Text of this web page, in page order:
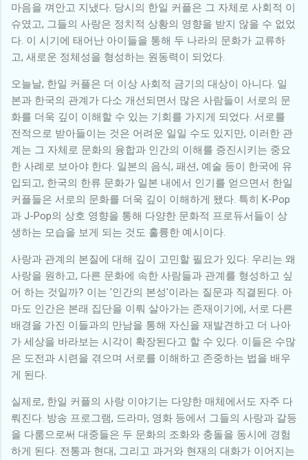
마음을 껴안고 지냈다. 당시의 한일 커플은 그 자체로 사회적 이
슈였고, 그들의 사랑은 정치적 상황의 영향을 받지 않을 수 없었
다. 이 시기에 태어난 아이들을 통해 두 나라의 문화가 교류하
고, 새로운 정체성을 형성하는 원동력이 되었다.
오늘날, 한일 커플은 더 이상 사회적 금기의 대상이 아니다. 일
본과 한국의 관계가 다소 개선되면서 많은 사람들이 서로의 문
화를 더욱 깊이 이해할 수 있는 기회를 가지게 되었다. 서로를
전적으로 받아들이는 것은 어려운 일일 수도 있지만, 이러한 관
계는 그 자체로 문화의 융합과 인간의 이해를 증진시키는 중요
한 사례로 보아야 한다. 일본의 음식, 패션, 예술 등이 한국에 유
입되고, 한국의 한류 문화가 일본 내에서 인기를 얻으면서 한일
커플들은 서로의 문화를 더욱 깊이 이해하게 됐다. 특히 K-Pop
과 J-Pop의 상호 영향을 통해 다양한 문화적 프로듀서들이 상
생하는 모습을 보게 되는 것도 훌륭한 예시이다.
사랑과 관계의 본질에 대해 깊이 고민할 필요가 있다. 우리는 왜
사랑을 원하고, 다른 문화에 속한 사람들과 관계를 형성하고 싶
어 하는 것일까? 이는 '인간의 본성'이라는 질문과 직결된다. 아
마도 인간은 본래 집단을 이뤄 살아가는 존재이기에, 서로 다른
배경을 가진 이들과의 만남을 통해 자신을 재발견하고 더 나아
가 세상을 바라보는 시각이 확장된다고 할 수 있다. 이들은 수많
은 도전과 시련을 겪으며 서로를 이해하고 존중하는 법을 배우
게 된다.
실제로, 한일 커플의 사랑 이야기는 다양한 매체에서도 자주 다
뤄진다. 방송 프로그램, 드라마, 영화 등에서 그들의 사랑과 갈등
을 다룸으로써 대중들은 두 문화의 조화와 충돌을 동시에 경험
하게 된다. 전통과 현대, 그리고 과거와 현재의 대화가 이어지는